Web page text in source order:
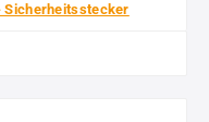
Sicherheitsstecker